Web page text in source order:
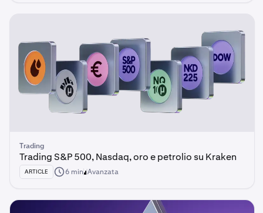
Trading
Trading S&P 500, Nasdaq, oro e petrolio su Kraken
ARTICLE 6 min Avanzata